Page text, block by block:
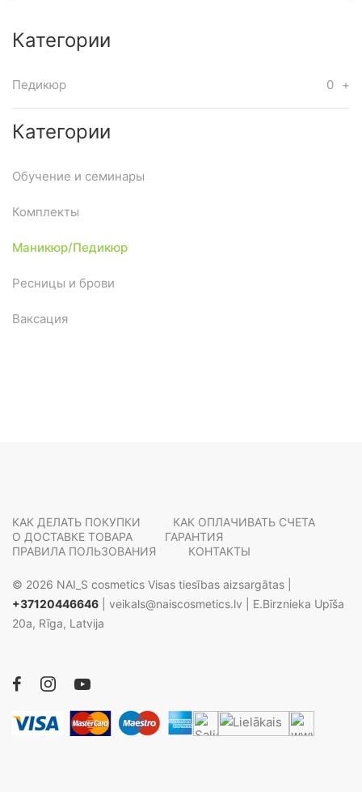
Категории
Педикюр 0 +
Категории
Обучение и семинары
Комплекты
Маникюр/Педикюр
Ресницы и брови
Ваксация
КАК ДЕЛАТЬ ПОКУПКИ
КАК ОПЛАЧИВАТЬ СЧЕТА
О ДОСТАВКЕ ТОВАРА
ГАРАНТИЯ
ПРАВИЛА ПОЛЬЗОВАНИЯ
КОНТАКТЫ
© 2026 NAI_S cosmetics Visas tiesības aizsargātas |
+37120446646
veikals@naiscosmetics.lv | E.Birznieka Upīša
20a, Rīga, Latvija